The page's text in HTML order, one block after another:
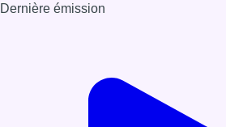
Dernière émission